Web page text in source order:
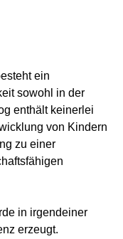
ein
sowohl in der
enthält keinerlei
von Kindern
zu einer
in irgendeiner
erzeugt.